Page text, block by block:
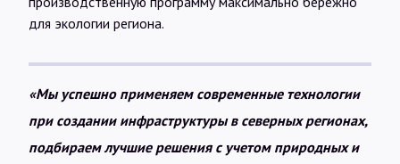
для экологии региона.
«Мы успешно применяем современные технологии
при создании инфраструктуры в северных регионах,
подбираем лучшие решения с учетом природных и